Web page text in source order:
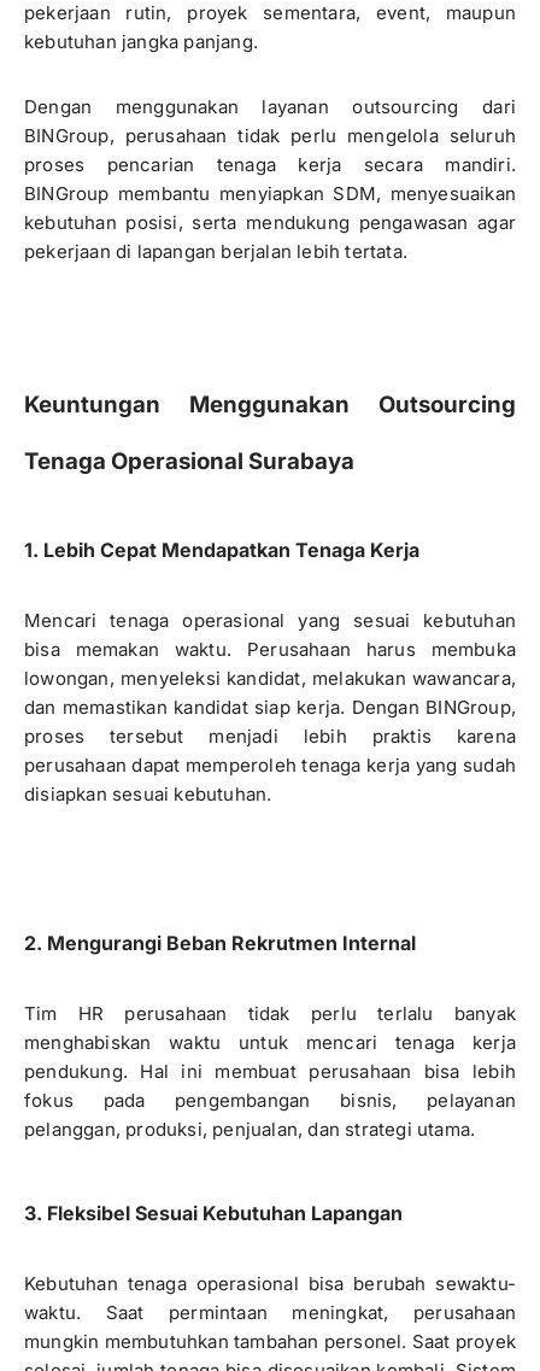
pekerjaan rutin, proyek sementara, event, maupun
kebutuhan jangka panjang.
Dengan menggunakan layanan outsourcing dari
BINGroup, perusahaan tidak perlu mengelola seluruh
proses pencarian tenaga kerja secara mandiri.
BINGroup membantu menyiapkan SDM, menyesuaikan
kebutuhan posisi, serta mendukung pengawasan agar
pekerjaan di lapangan berjalan lebih tertata.
Keuntungan Menggunakan Outsourcing
Tenaga Operasional Surabaya
1. Lebih Cepat Mendapatkan Tenaga Kerja
Mencari tenaga operasional yang sesuai kebutuhan
bisa memakan waktu. Perusahaan harus membuka
lowongan, menyeleksi kandidat, melakukan wawancara,
dan memastikan kandidat siap kerja. Dengan BINGroup,
proses tersebut menjadi lebih praktis karena
perusahaan dapat memperoleh tenaga kerja yang sudah
disiapkan sesuai kebutuhan.
2. Mengurangi Beban Rekrutmen Internal
Tim HR perusahaan tidak perlu terlalu banyak
menghabiskan waktu untuk mencari tenaga kerja
pendukung. Hal ini membuat perusahaan bisa lebih
fokus pada pengembangan bisnis, pelayanan
pelanggan, produksi, penjualan, dan strategi utama.
3. Fleksibel Sesuai Kebutuhan Lapangan
Kebutuhan tenaga operasional bisa berubah sewaktu-
waktu. Saat permintaan meningkat, perusahaan
mungkin membutuhkan tambahan personel. Saat proyek